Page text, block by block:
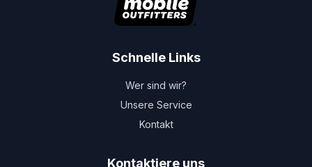
Schnelle Links
Wer sind wir?
Unsere Service
Kontakt
Kontaktiere uns